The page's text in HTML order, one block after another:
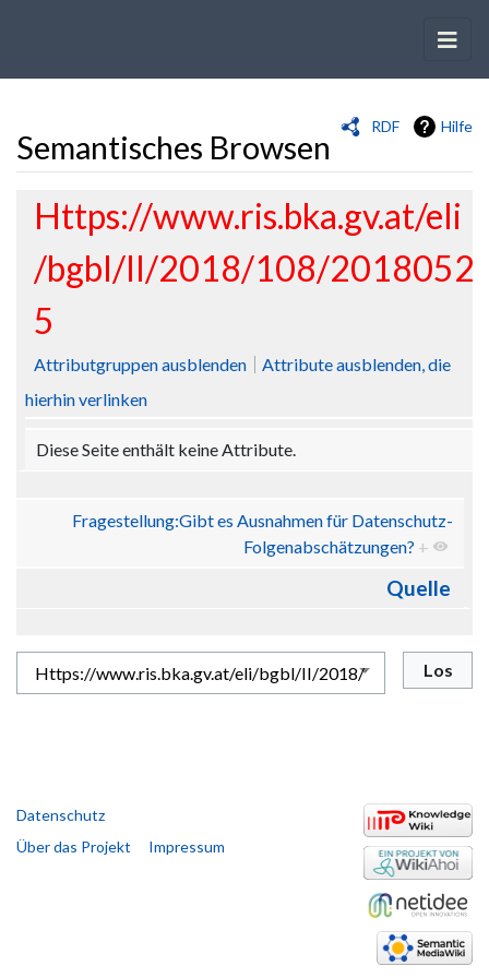
RDF Hilfe
Semantisches Browsen
Wechseln zu: Navigation
Https://www.ris.bka.gv.at/eli
/bgbl/II/2018/108/2018052
5
Attributgruppen ausblenden
Attribute ausblenden, die
hierhin verlinken
Diese Seite enthält keine Attribute.
Fragestellung:Gibt es Ausnahmen für Datenschutz-
Folgenabschätzungen? +
Quelle
Datenschutz
Über das Projekt
Impressum